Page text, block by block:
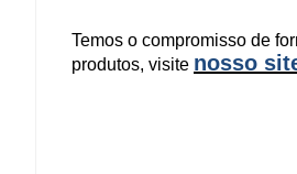
Temos o compromisso de
produtos, visite nosso